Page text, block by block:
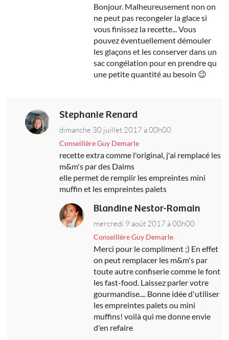
Bonjour. Malheureusement non on
ne peut pas recongeler la glace si
vous finissez la recette... Vous
pouvez éventuellement démouler
les glaçons et les conserver dans un
sac congélation pour en prendre qu
une petite quantité au besoin 😉
Stephanie Renard
dimanche 30 juillet 2017 à 00h00
Conseillère Guy Demarle
recette extra comme l'original, j'ai remplacé les
m&m's par des Daims
elle permet de remplir les empreintes mini
muffin et les empreintes palets
Blandine Nestor-Romain
mercredi 9 août 2017 à 00h00
Conseillère Guy Demarle
Merci pour le compliment ;) En effet
on peut remplacer les m&m's par
toute autre confiserie comme le font
les fast-food. Laissez parler votre
gourmandise.... Bonne idée d'utiliser
les empreintes palets ou mini
muffins! voilà qui me donne envie
d'en refaire